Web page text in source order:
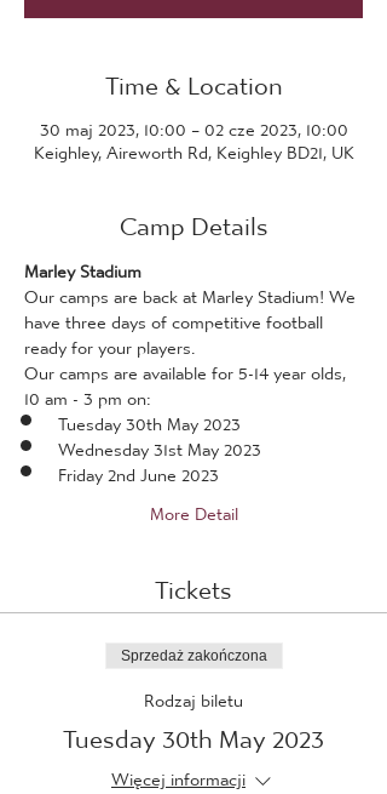
Time & Location
30 maj 2023, 10:00 – 02 cze 2023, 10:00
Keighley, Aireworth Rd, Keighley BD21, UK
Camp Details
Marley Stadium
Our camps are back at Marley Stadium! We
have three days of competitive football
ready for your players.
Our camps are available for 5-14 year olds,
10 am - 3 pm on:
Tuesday 30th May 2023
Wednesday 31st May 2023
Friday 2nd June 2023
More Detail
Tickets
Sprzedaż zakończona
Rodzaj biletu
Tuesday 30th May 2023
Więcej informacji